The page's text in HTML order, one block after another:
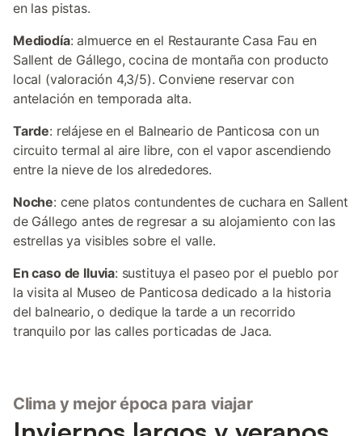
en las pistas.
Mediodía: almuerce en el Restaurante Casa Fau en
Sallent de Gállego, cocina de montaña con producto
local (valoración 4,3/5). Conviene reservar con
antelación en temporada alta.
Tarde: relájese en el Balneario de Panticosa con un
circuito termal al aire libre, con el vapor ascendiendo
entre la nieve de los alrededores.
Noche: cene platos contundentes de cuchara en Sallent
de Gállego antes de regresar a su alojamiento con las
estrellas ya visibles sobre el valle.
En caso de lluvia: sustituya el paseo por el pueblo por
la visita al Museo de Panticosa dedicado a la historia
del balneario, o dedique la tarde a un recorrido
tranquilo por las calles porticadas de Jaca.
Clima y mejor época para viajar